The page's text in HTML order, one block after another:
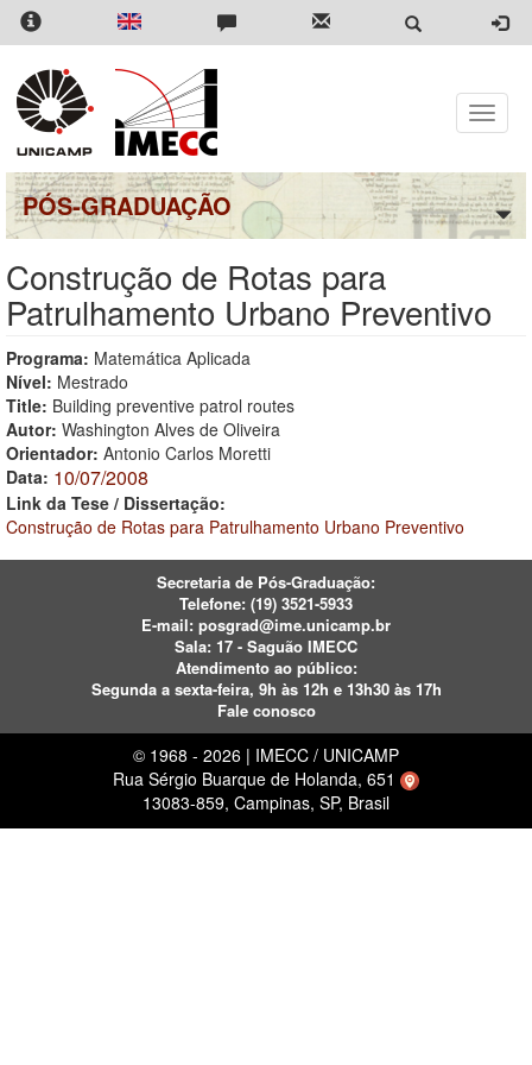
Pular
para
conteúdo
principal
Toggle
PÓS-GRADUAÇÃO
Construção de Rotas para
Patrulhamento Urbano Preventivo
Programa: Matemática Aplicada
Nível: Mestrado
Title: Building preventive patrol routes
Autor: Washington Alves de Oliveira
Orientador: Antonio Carlos Moretti
Data: 10/07/2008
Link da Tese / Dissertação:
Construção de Rotas para Patrulhamento Urbano Preventivo
Secretaria de Pós-Graduação:
Telefone: (19) 3521-5933
E-mail: posgrad@ime.unicamp.br
Sala: 17 - Saguão IMECC
Atendimento ao público:
Segunda a sexta-feira, 9h às 12h e 13h30 às 17h
Fale conosco
© 1968 - 2026 | IMECC / UNICAMP
Rua Sérgio Buarque de Holanda, 651
13083-859, Campinas, SP, Brasil